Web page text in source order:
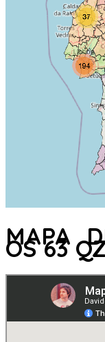
MAPA
OS 63